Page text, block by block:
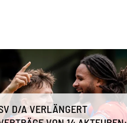
D/A VERLÄNGERT